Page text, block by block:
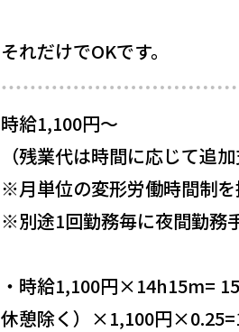
それだけでOKです。
時給1,100円〜
（残業代は時間に応じて追加
※月単位の変形労働時間制を
※別途1回勤務毎に夜間勤務
・時給1,100円×14h15m=
休憩除く）×1,100円